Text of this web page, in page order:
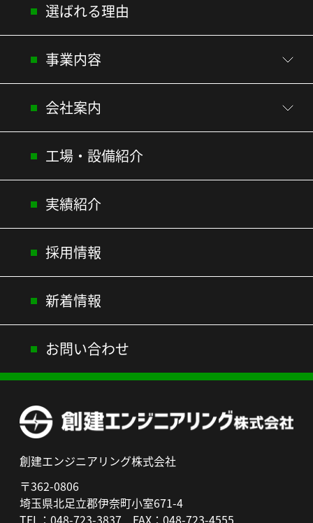
選ばれる理由
事業内容
会社案内
工場・設備紹介
実績紹介
採用情報
新着情報
お問い合わせ
創建エンジニアリング株式会社
〒362-0806
埼玉県北足立郡伊奈町小室671-4